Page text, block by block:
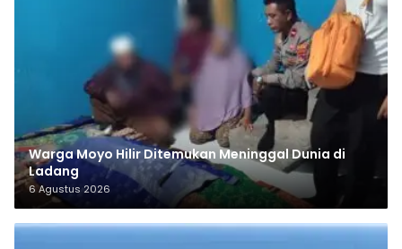
Warga Moyo Hilir Ditemukan Meninggal Dunia di
Ladang
6 Agustus 2026